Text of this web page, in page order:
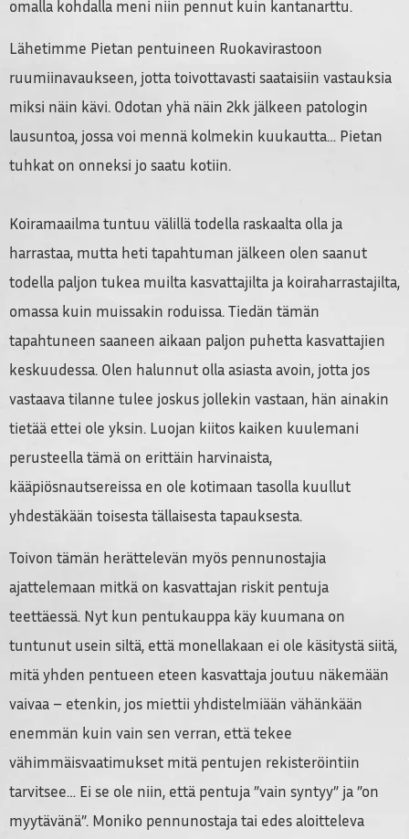
omalla kohdalla meni niin pennut kuin kantanarttu.
Lähetimme Pietan pentuineen Ruokavirastoon
ruumiinavaukseen, jotta toivottavasti saataisiin vastauksia
miksi näin kävi. Odotan yhä näin 2kk jälkeen patologin
lausuntoa, jossa voi mennä kolmekin kuukautta… Pietan
tuhkat on onneksi jo saatu kotiin.
Koiramaailma tuntuu välillä todella raskaalta olla ja
harrastaa, mutta heti tapahtuman jälkeen olen saanut
todella paljon tukea muilta kasvattajilta ja koiraharrastajilta,
omassa kuin muissakin roduissa. Tiedän tämän
tapahtuneen saaneen aikaan paljon puhetta kasvattajien
keskuudessa. Olen halunnut olla asiasta avoin, jotta jos
vastaava tilanne tulee joskus jollekin vastaan, hän ainakin
tietää ettei ole yksin. Luojan kiitos kaiken kuulemani
perusteella tämä on erittäin harvinaista,
kääpiösnautsereissa en ole kotimaan tasolla kuullut
yhdestäkään toisesta tällaisesta tapauksesta.
Toivon tämän herättelevän myös pennunostajia
ajattelemaan mitkä on kasvattajan riskit pentuja
teettäessä. Nyt kun pentukauppa käy kuumana on
tuntunut usein siltä, että monellakaan ei ole käsitystä siitä,
mitä yhden pentueen eteen kasvattaja joutuu näkemään
vaivaa – etenkin, jos miettii yhdistelmiään vähänkään
enemmän kuin vain sen verran, että tekee
vähimmäisvaatimukset mitä pentujen rekisteröintiin
tarvitsee… Ei se ole niin, että pentuja ”vain syntyy” ja ”on
myytävänä”. Moniko pennunostaja tai edes aloitteleva